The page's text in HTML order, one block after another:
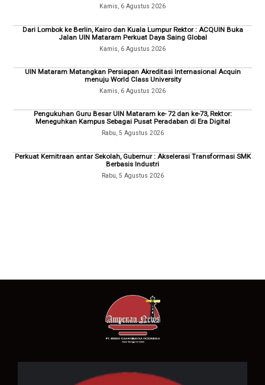
Kamis, 6 Agustus 2026
Dari Lombok ke Berlin, Kairo dan Kuala Lumpur Rektor : ACQUIN Buka
Jalan UIN Mataram Perkuat Daya Saing Global
Kamis, 6 Agustus 2026
UIN Mataram Matangkan Persiapan Akreditasi Internasional Acquin
menuju World Class University
Kamis, 6 Agustus 2026
Pengukuhan Guru Besar UIN Mataram ke- 72 dan ke-73, Rektor:
Meneguhkan Kampus Sebagai Pusat Peradaban di Era Digital
Rabu, 5 Agustus 2026
Perkuat Kemitraan antar Sekolah, Gubernur : Akselerasi Transformasi SMK
Berbasis Industri
Rabu, 5 Agustus 2026